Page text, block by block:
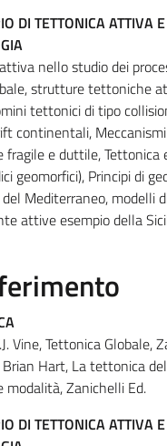
DI TETTONICA ATTIVA E
nello studio dei
strutture tettoniche
tettonici di tipo
continentali,
fragile e duttile, Tettonica
geomorfici), Principi di
Mediterraneo, modelli
attive esempio della
Vine, Tettonica Globale,
Brian Hart, La tettonica
modalità, Zanichelli Ed.
DI TETTONICA ATTIVA E